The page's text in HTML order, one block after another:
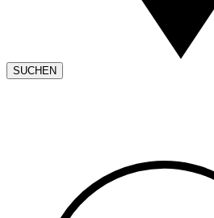
SUCHEN